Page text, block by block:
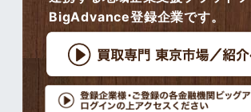
BigAdvance登録企業です。